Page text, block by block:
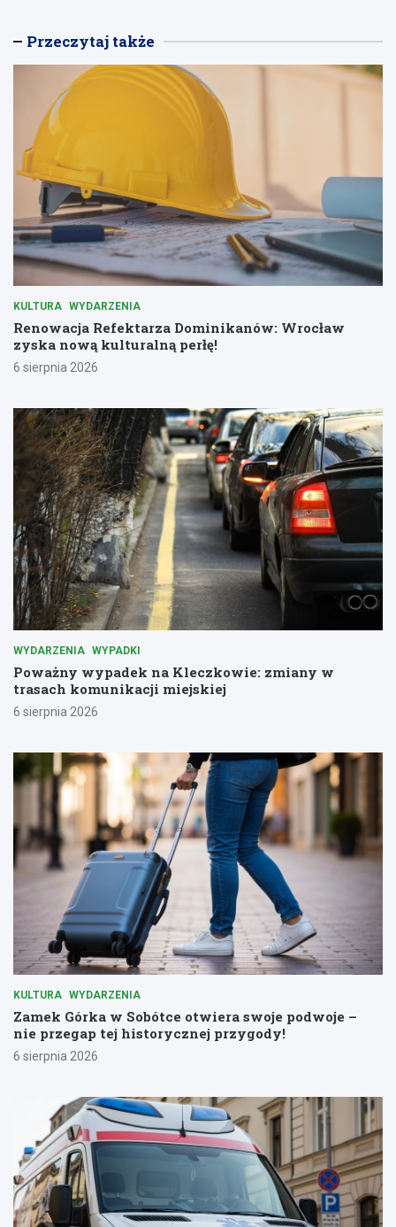
Przeczytaj także
KULTURA WYDARZENIA
Renowacja Refektarza Dominikanów: Wrocław
zyska nową kulturalną perłę!
6 sierpnia 2026
WYDARZENIA WYPADKI
Poważny wypadek na Kleczkowie: zmiany w
trasach komunikacji miejskiej
6 sierpnia 2026
KULTURA WYDARZENIA
Zamek Górka w Sobótce otwiera swoje podwoje –
nie przegap tej historycznej przygody!
6 sierpnia 2026